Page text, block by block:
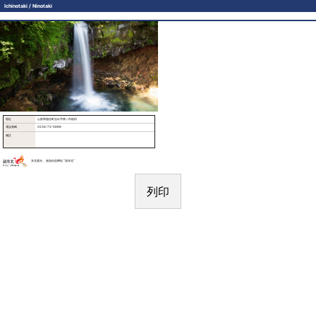
Ichinotaki / Ninotaki
地址 山形県遊佐町吉出字懐ノ内地内
電話號碼 0234-72-5886
備註
东北观光 、旅游信息网站 “游东北“
列印